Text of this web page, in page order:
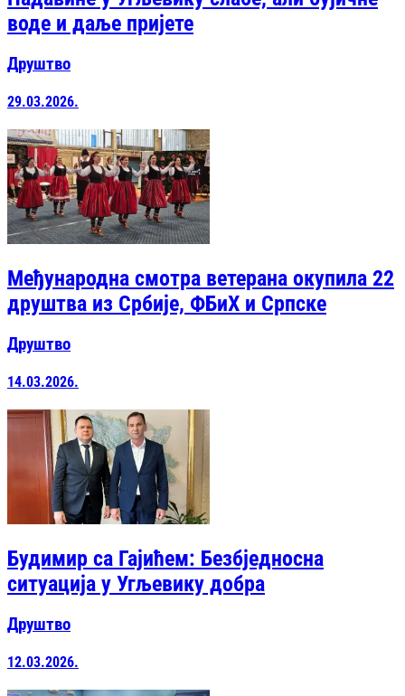
воде и даље пријете
Друштво
29.03.2026.
Међународна смотра ветерана окупила 22
друштва из Србије, ФБиХ и Српске
Друштво
14.03.2026.
Будимир са Гајићем: Безбједносна
ситуација у Угљевику добра
Друштво
12.03.2026.